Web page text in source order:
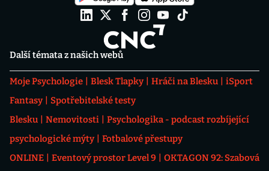
Další témata z našich webů
Moje Psychologie Blesk Tlapky Hráči na Blesku
iSport
Fantasy
Spotřebitelské testy
Blesku
Nemovitosti
Psychologika - podcast rozbíjející
psychologické mýty
Fotbalové přestupy
ONLINE
Eventový prostor Level 9
OKTAGON 92: Szabová